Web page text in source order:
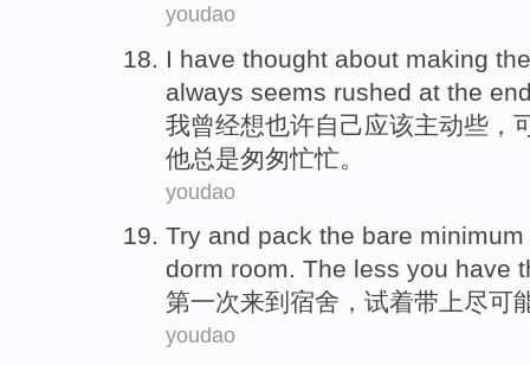
youdao
I have thought about making
always seems rushed at the
我曾经想也许自己应该主动些，
他总是匆匆忙忙。
youdao
Try and pack the bare
dorm room. The less you have
第一次来到 宿舍 ， 试着带上尽可
youdao